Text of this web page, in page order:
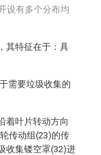
设有多个分布均
其特征在于：具
需要垃圾收集的
着叶片转动方向
传动组(23)的传
收集镂空罩(32)进